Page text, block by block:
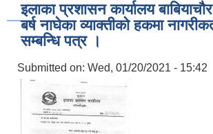
इलाका प्रशासन कार्यालय
बर्ष नाघेका व्याक्तीकाे हकमा
सम्बन्धि पत्र ।
Submitted on: Wed, 01/20/2021 - 15:42